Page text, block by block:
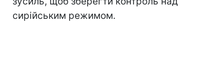
сирійським режимом.